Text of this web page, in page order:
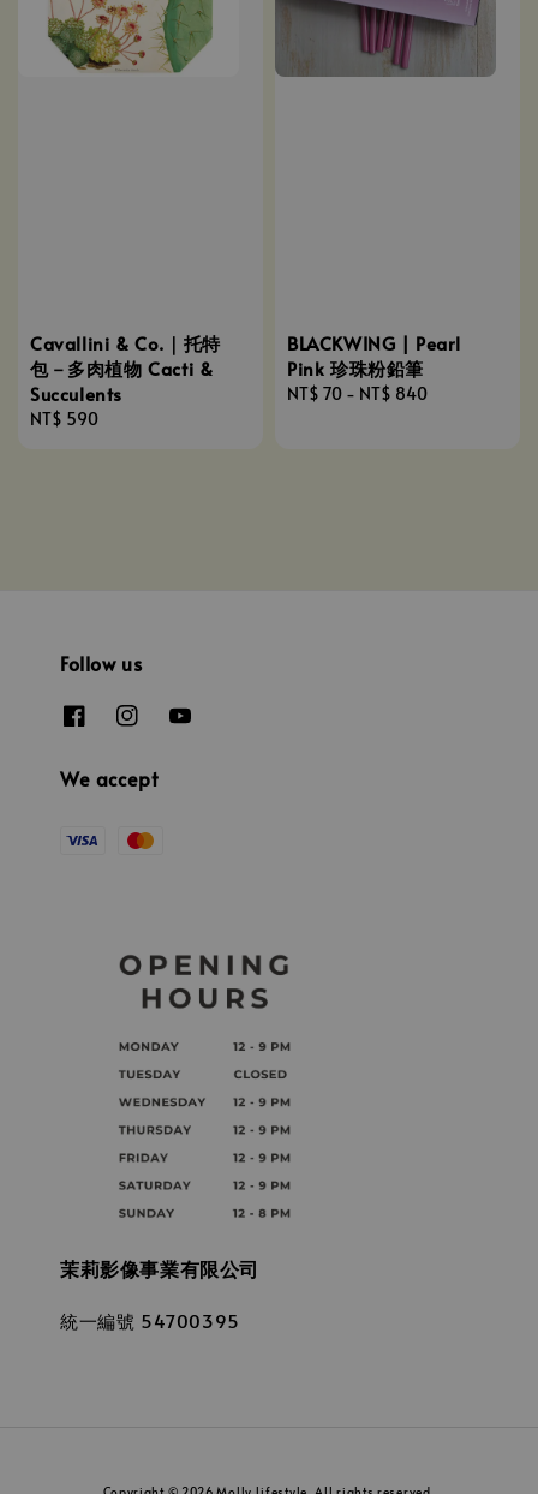
Cavallini & Co.｜托特
包－多肉植物 Cacti &
Succulents
Regular
NT$ 590
BLACKWING | Pearl
Pink 珍珠粉鉛筆
Regular
NT$ 70 - NT$ 840
Follow us
We accept
茉莉影像事業有限公司
統一編號 54700395